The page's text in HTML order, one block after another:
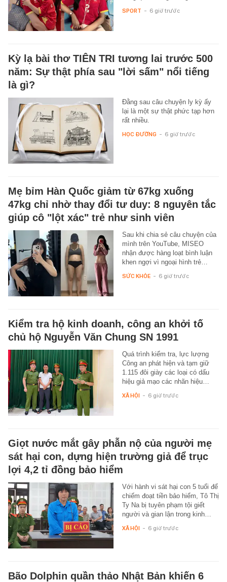
SPORT - 6 giờ trước
Kỳ lạ bài thơ TIÊN TRI tương lai trước 500
năm: Sự thật phía sau "lời sấm" nổi tiếng
là gì?
Đằng sau câu chuyện ly kỳ ấy
lại là một sự thật phức tạp hơn
rất nhiều.
HỌC ĐƯỜNG - 6 giờ trước
Mẹ bỉm Hàn Quốc giảm từ 67kg xuống
47kg chỉ nhờ thay đổi tư duy: 8 nguyên tắc
giúp cô "lột xác" trẻ như sinh viên
Sau khi chia sẻ câu chuyện của
mình trên YouTube, MISEO
nhận được hàng loạt bình luận
khen ngợi vì ngoại hình trẻ…
SỨC KHỎE - 6 giờ trước
Kiểm tra hộ kinh doanh, công an khởi tố
chủ hộ Nguyễn Văn Chung SN 1991
Quá trình kiểm tra, lực lượng
Công an phát hiện và tạm giữ
1.115 đôi giày các loại có dấu
hiệu giả mạo các nhãn hiệu…
XÃ HỘI - 6 giờ trước
Giọt nước mắt gây phẫn nộ của người mẹ
sát hại con, dựng hiện trường giả để trục
lợi 4,2 tỉ đồng bảo hiểm
Với hành vi sát hại con 5 tuổi để
chiếm đoạt tiền bảo hiểm, Tô Thị
Ty Na bị tuyên phạm tội giết
người và gian lận trong kinh…
XÃ HỘI - 6 giờ trước
Bão Dolphin quần thảo Nhật Bản khiến 6